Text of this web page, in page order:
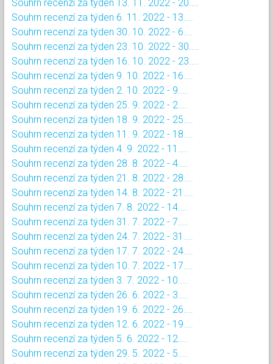
Souhrn recenzí za týden 13. 11. 2022 - 20....
Souhrn recenzí za týden 6. 11. 2022 - 13....
Souhrn recenzí za týden 30. 10. 2022 - 6....
Souhrn recenzí za týden 23. 10. 2022 - 30....
Souhrn recenzí za týden 16. 10. 2022 - 23....
Souhrn recenzí za týden 9. 10. 2022 - 16....
Souhrn recenzí za týden 2. 10. 2022 - 9....
Souhrn recenzí za týden 25. 9. 2022 - 2....
Souhrn recenzí za týden 18. 9. 2022 - 25....
Souhrn recenzí za týden 11. 9. 2022 - 18....
Souhrn recenzí za týden 4. 9. 2022 - 11....
Souhrn recenzí za týden 28. 8. 2022 - 4....
Souhrn recenzí za týden 21. 8. 2022 - 28....
Souhrn recenzí za týden 14. 8. 2022 - 21....
Souhrn recenzí za týden 7. 8. 2022 - 14....
Souhrn recenzí za týden 31. 7. 2022 - 7....
Souhrn recenzí za týden 24. 7. 2022 - 31....
Souhrn recenzí za týden 17. 7. 2022 - 24....
Souhrn recenzí za týden 10. 7. 2022 - 17....
Souhrn recenzí za týden 3. 7. 2022 - 10....
Souhrn recenzí za týden 26. 6. 2022 - 3....
Souhrn recenzí za týden 19. 6. 2022 - 26....
Souhrn recenzí za týden 12. 6. 2022 - 19....
Souhrn recenzí za týden 5. 6. 2022 - 12....
Souhrn recenzí za týden 29. 5. 2022 - 5....